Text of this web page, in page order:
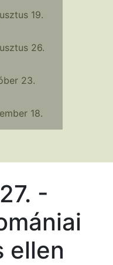
19.
26.
23.
18.
-
ellen